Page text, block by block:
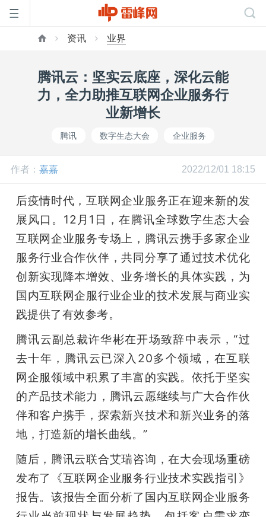
页
网
开
课
活
动
中
GAIR
资讯 业界
腾讯云：坚实云底座，深化云能
力，全力助推互联网企业服务行
业新增长
腾讯 数字生态大会 企业服务
作者： 嘉嘉 2022/12/01 18:15
后疫情时代，互联网企业服务正在迎来新的发
展风口。12月1日，在腾讯全球数字生态大会
互联网企业服务专场上，腾讯云携手多家企业
服务行业合作伙伴，共同分享了通过技术优化
创新实现降本增效、业务增长的具体实践，为
国内互联网企服行业企业的技术发展与商业实
践提供了有效参考。
腾讯云副总裁许华彬在开场致辞中表示，“过
去十年，腾讯云已深入20多个领域，在互联
网企服领域中积累了丰富的实践。依托于坚实
的产品技术能力，腾讯云愿继续与广大合作伙
伴和客户携手，探索新兴技术和新兴业务的落
地，打造新的增长曲线。”
随后，腾讯云联合艾瑞咨询，在大会现场重磅
发布了《互联网企业服务行业技术实践指引》
报告。该报告全面分析了国内互联网企业服务